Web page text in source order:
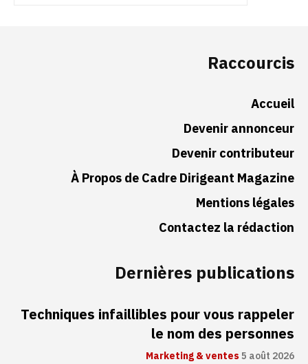
Raccourcis
Accueil
Devenir annonceur
Devenir contributeur
À Propos de Cadre Dirigeant Magazine
Mentions légales
Contactez la rédaction
Dernières publications
Techniques infaillibles pour vous rappeler
le nom des personnes
Marketing & ventes5 août 2026